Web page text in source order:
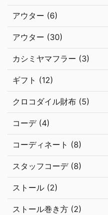
アウター (6)
アウター (30)
カシミヤマフラー (3)
ギフト (12)
クロコダイル財布 (5)
コーデ (4)
コーディネート (8)
スタッフコーデ (8)
ストール (2)
ストール巻き方 (2)